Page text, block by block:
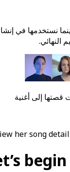
نستخدمها في
النهائي.
قصتها إلى أغنية
her song